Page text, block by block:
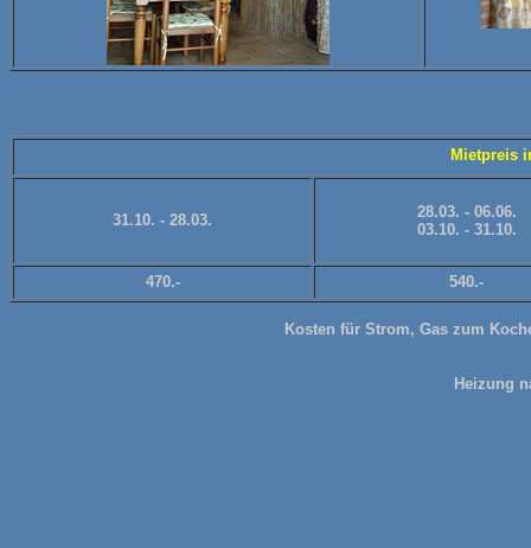
Mietpreis
31.10. - 28.03.
28.03. - 06.06.
03.10. - 31.10.
470.- 540.-
Kosten für Strom, Gas zum
Heizung